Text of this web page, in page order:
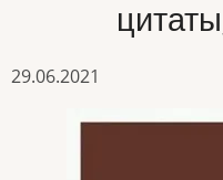
29.06.2021